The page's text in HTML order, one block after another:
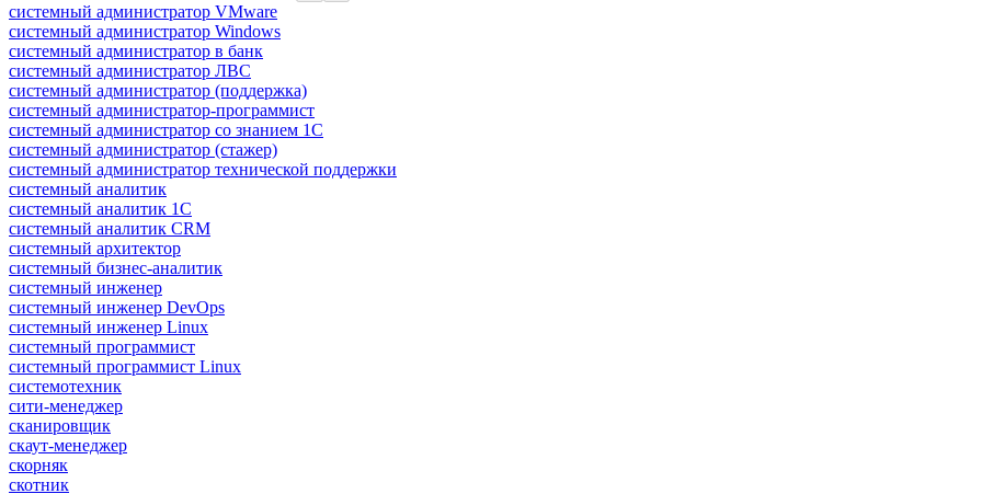
системный администратор VMware
системный администратор Windows
системный администратор в банк
системный администратор ЛВС
системный администратор (поддержка)
системный администратор-программист
системный администратор со знанием 1С
системный администратор (стажер)
системный администратор технической поддержки
системный аналитик
системный аналитик 1С
системный аналитик CRM
системный архитектор
системный бизнес-аналитик
системный инженер
системный инженер DevOps
системный инженер Linux
системный программист
системный программист Linux
системотехник
сити-менеджер
сканировщик
скаут-менеджер
скорняк
скотник